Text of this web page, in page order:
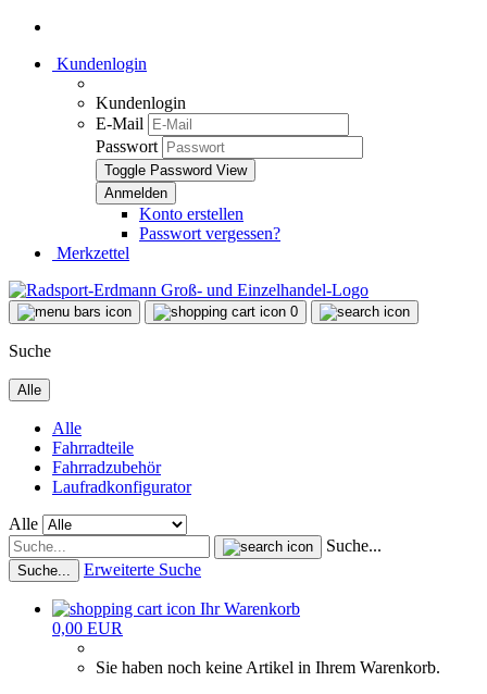
Kundenlogin
Kundenlogin
E-Mail
Passwort
Toggle Password View
Konto erstellen
Passwort vergessen?
Merkzettel
0
Suche
Alle
Alle
Fahrradteile
Fahrradzubehör
Laufradkonfigurator
Alle
Suche...
Suche... Erweiterte Suche
Ihr Warenkorb
0,00 EUR
Sie haben noch keine Artikel in Ihrem Warenkorb.